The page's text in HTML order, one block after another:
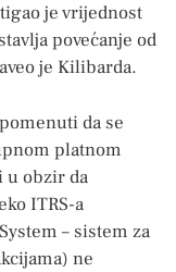
je vrijednost
povećanje od
je Kilibarda.
da se
platnom
u obzir da
ITRS-a
– sistem za
ne